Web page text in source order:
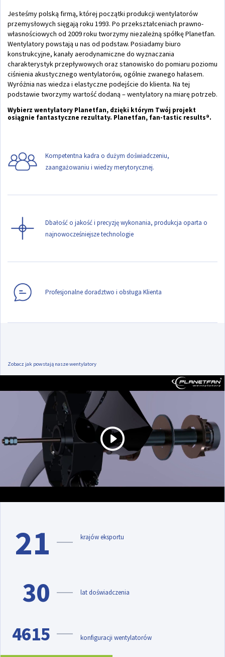
Jesteśmy polską firmą, której początki produkcji wentylatorów
przemysłowych sięgają roku 1993. Po przekształceniach prawno-
własnościowych od 2009 roku tworzymy niezależną spółkę Planetfan.
Wentylatory powstają u nas od podstaw. Posiadamy biuro
konstrukcyjne, kanały aerodynamiczne do wyznaczania
charakterystyk przepływowych oraz stanowisko do pomiaru poziomu
ciśnienia akustycznego wentylatorów, ogólnie zwanego hałasem.
Wyróżnia nas wiedza i elastyczne podejście do klienta. Na tej
podstawie tworzymy wartość dodaną – wentylatory na miarę potrzeb.
Wybierz wentylatory Planetfan, dzięki którym Twój projekt
osiągnie fantastyczne rezultaty. Planetfan, fan-tastic results®.
Kompetentna kadra o dużym doświadczeniu,
zaangażowaniu i wiedzy merytorycznej.
Dbałość o jakość i precyzję wykonania, produkcja oparta o
najnowocześniejsze technologie
Profesjonalne doradztwo i obsługa Klienta
Zobacz jak powstają nasze wentylatory
21 krajów eksportu
30 lat doświadczenia
4615 konfiguracji wentylatorów